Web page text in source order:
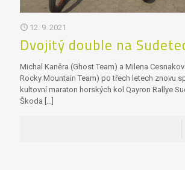
12. 9. 2021
Dvojitý double na
Michal Kaněra (Ghost Team) a Milena
Rocky Mountain Team) po třech letech znovu
kultovní maraton horských kol Qayron Rallye
Škoda […]